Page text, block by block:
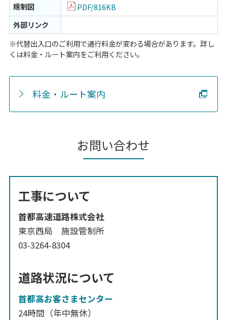
規制図
PDF/816KB
外部リンク
※代替出入口のご利用で通行料金が変わる場合があります。詳し
くは料金・ルート案内をご利用ください。
料金・ルート案内
お問い合わせ
工事について
首都高速道路株式会社
東京西局 施設管制所
03-3264-8304
道路状況について
首都高お客さまセンター
24時間（年中無休）